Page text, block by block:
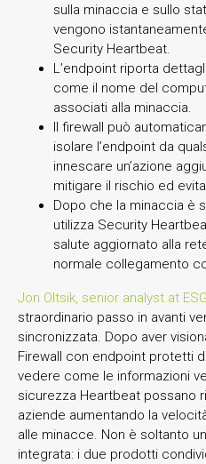
sulla minaccia e sullo
vengono
Security Heartbeat.
L’endpoint riporta
come il nome del
associati alla minaccia.
Il firewall può
isolare l’endpoint da
innescare un’azione
mitigare il rischio ed
Dopo che la minaccia è
utilizza Security
salute aggiornato alla
normale collegamento
Jon Oltsik, senior analyst at ESG
straordinario passo in avanti
sincronizzata. Dopo aver
Firewall con endpoint protetti
vedere come le informazioni
sicurezza Heartbeat possano
aziende aumentando la
alle minacce. Non è soltanto
integrata: i due prodotti